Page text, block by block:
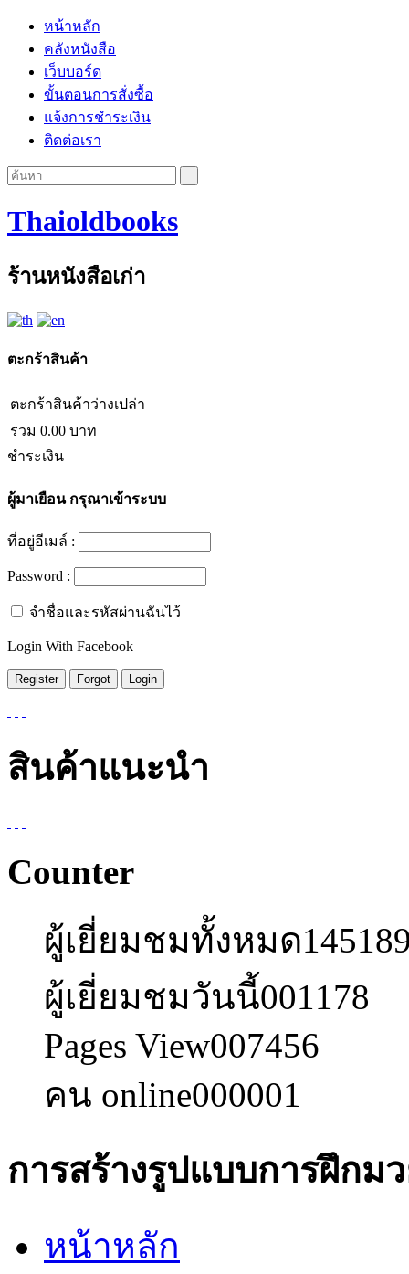
หน้าหลัก
คลังหนังสือ
เว็บบอร์ด
ขั้นตอนการสั่งซื้อ
แจ้งการชำระเงิน
ติดต่อเรา
Thaioldbooks
ร้านหนังสือเก่า
ตะกร้าสินค้า
ตะกร้าสินค้าว่างเปล่า
รวม 0.00 บาท
ชำระเงิน
ผู้มาเยือนกรุณาเข้าระบบ
ที่อยู่อีเมล์ :
Password :
จำชื่อและรหัสผ่านฉันไว้
Login With Facebook
สินค้าแนะนำ
Counter
ผู้เยี่ยมชมทั้งหมด
ผู้เยี่ยมชมวันนี้001178
Pages View007456
คน online000001
การสร้างรูปแบบการฝึกม
หน้าหลัก